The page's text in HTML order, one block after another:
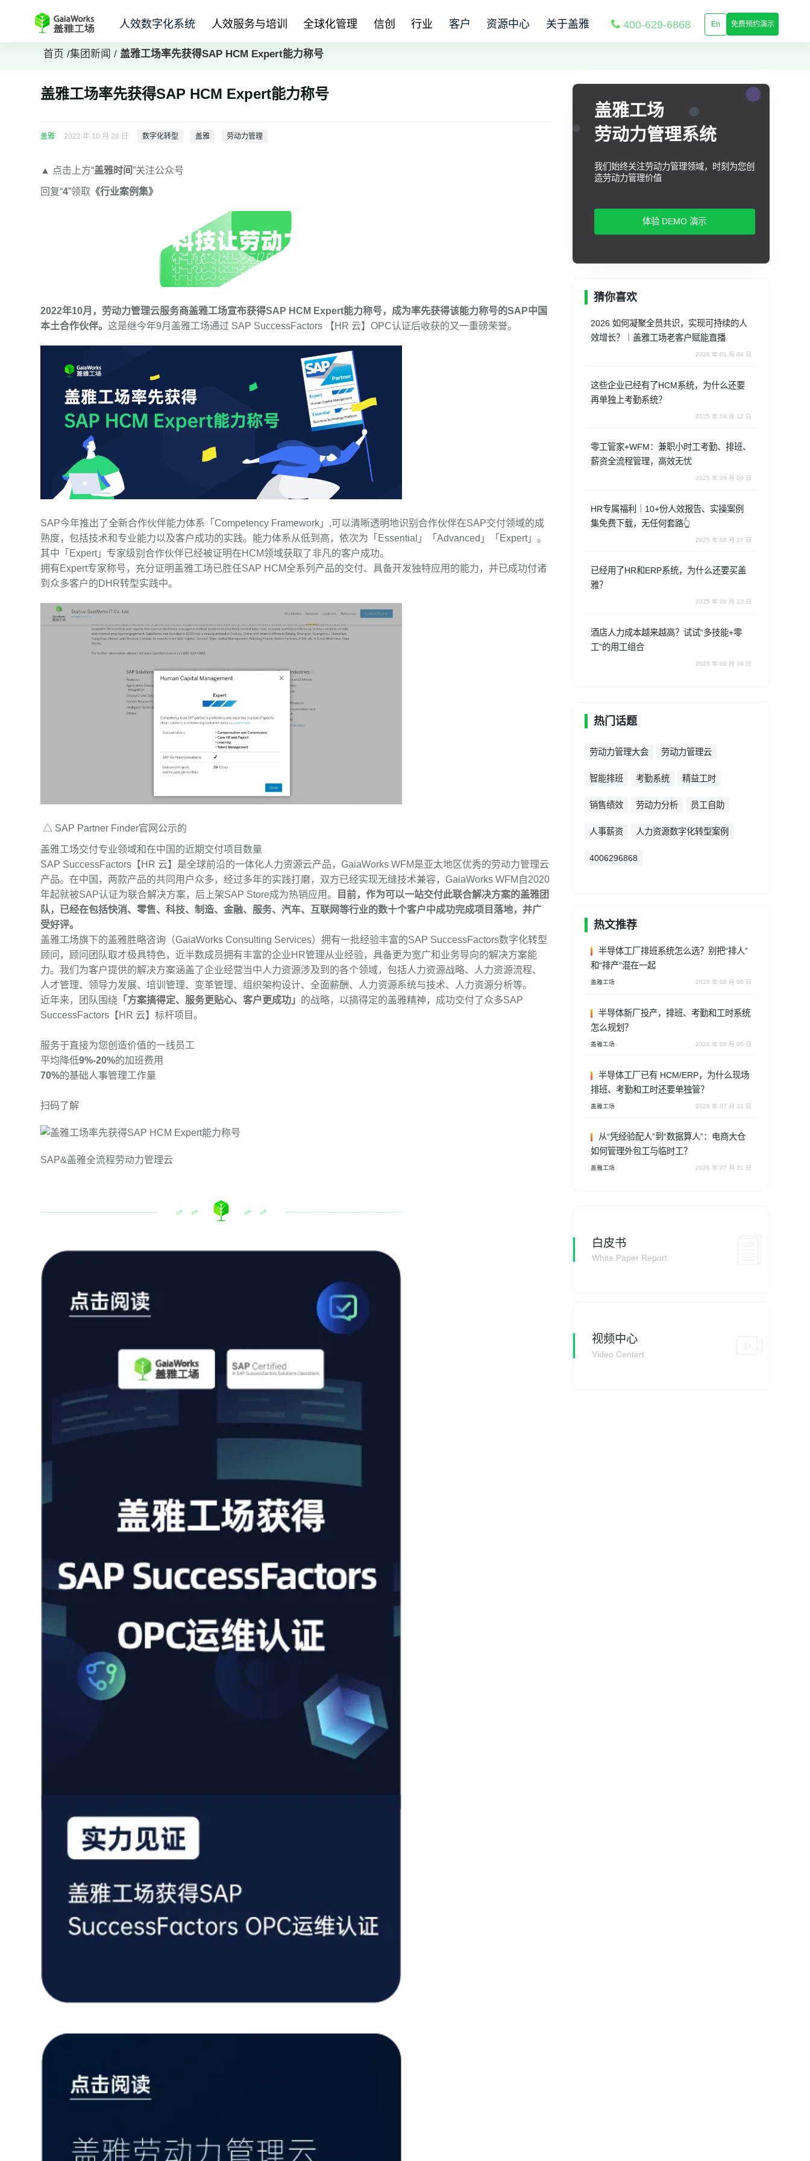
人效数字化系统 人效服务与培训 全球化管理 信创 行业 客户 资源中心 关于盖雅 400-629-6868 En 免费预约演示
首页 /集团新闻 / 盖雅工场率先获得SAP HCM Expert能力称号
盖雅工场率先获得SAP HCM Expert能力称号
盖雅 2022 年 10 月 28 日 数字化转型 盖雅 劳动力管理
▲ 点击上方“盖雅时间”关注公众号
回复“4”领取 《行业案例集》
2022年10月，劳动力管理云服务商盖雅工场宣布获得SAP HCM Expert能力称号，成为率先获得该能力称号的SAP中国
本土合作伙伴。这是继今年9月盖雅工场通过 SAP SuccessFactors 【HR 云】OPC认证后收获的又一重磅荣誉。
SAP今年推出了全新合作伙伴能力体系「Competency Framework 」 ,可以清晰透明地识别合作伙伴在SAP交付领域的成
熟度，包括技术和专业能力以及客户成功的实践。能力体系从低到高，依次为 「 Essential 」 「Advanced 」 「 Expert」。
其中 「 Expert」 专家级别合作伙伴已经被证明在HCM领域获取了非凡的客户成功。
拥有Expert专家称号，充分证明盖雅工场已胜任SAP HCM全系列产品的交付、具备开发独特应用的能力，并已成功付诸
到众多客户的DHR转型实践中。
△ SAP Partner Finder官网公示的
盖雅工场交付专业领域和在中国的近期交付项目数量
SAP SuccessFactors【HR 云】是全球前沿的一体化人力资源云产品，GaiaWorks WFM是亚太地区优秀的劳动力管理云
产品。在中国，两款产品的共同用户众多，经过多年的实践打磨，双方已经实现无缝技术兼容，GaiaWorks WFM自2020
年起就被SAP认证为联合解决方案，后上架SAP Store成为热销应用。
目前，作为可以一站交付此联合解决方案的盖雅团
队，已经在包括快消、零售、科技、制造、金融、服务、汽车、互联网等行业的数十个客户中成功完成项目落地，并广
受好评。
盖雅工场旗下的盖雅胜略咨询 （GaiaWorks Consulting Services）拥有一批经验丰富的SAP SuccessFactors数字化转型
顾问，顾问团队取才极具特色，近半数成员拥有丰富的企业HR管理从业经验，具备更为宽广和业务导向的解决方案能
力。我们为客户提供的解决方案涵盖了企业经营当中人力资源涉及到的各个领域，包括人力资源战略、人力资源流程、
人才管理、领导力发展、培训管理、变革管理、组织架构设计、全面薪酬、
人力资源系统与技术、人力资源分析等。
近年来，团队围绕 「方案搞得定、服务更贴心、客户更成功」 的战略，以搞得定的盖雅精神，成功交付了众多SAP
SuccessFactors【HR 云】标杆项目。
服务于直接为您创造价值的一线员工
平均降低9%-20%的加班费用
70%的基础人事管理工作量
扫码了解
SAP&盖雅全流程劳动力管理云
盖雅工场
劳动力管理系统
我们始终关注劳动力管理领域，时刻为您创
造劳动力管理价值
体验 DEMO 演示
猜你喜欢
2026 如何凝聚全员共识，实现可持续的人
效增长？｜盖雅工场老客户赋能直播
2026 年 01 月 04 日
这些企业已经有了HCM系统，为什么还要
再单独上考勤系统？
2025 年 09 月 12 日
零工管家+WFM：兼职小时工考勤、排班、
薪资全流程管理，高效无忧
2025 年 09 月 09 日
HR专属福利｜10+份人效报告、实操案例
集免费下载，无任何套路👆
2025 年 08 月 27 日
已经用了HR和ERP系统，为什么还要买盖
雅？
2025 年 06 月 23 日
酒店人力成本越来越高？试试“多技能+零
工”的用工组合
2025 年 06 月 16 日
热门话题
劳动力管理大会 劳动力管理云
智能排班 考勤系统 精益工时
销售绩效 劳动力分析 员工自助
人事薪资 人力资源数字化转型案例
4006296868
热文推荐
半导体工厂排班系统怎么选？别把“排人”
和“排产”混在一起
盖雅工场 2026 年 08 月 05 日
半导体新厂投产，排班、考勤和工时系统
怎么规划？
盖雅工场 2026 年 08 月 05 日
半导体工厂已有 HCM/ERP，为什么现场
排班、考勤和工时还要单独管？
盖雅工场 2026 年 07 月 31 日
从“凭经验配人”到“数据算人”：电商大仓
如何管理外包工与临时工？
盖雅工场 2026 年 07 月 31 日
白皮书
White Paper Report
视频中心
Video Centert